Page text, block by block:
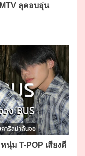
ลุคอบอุ่น
นุ่ม T-POP เสียงดี